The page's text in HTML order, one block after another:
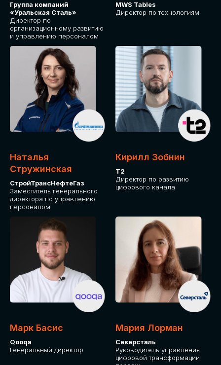
Группа компаний
«Уральская Сталь»
Директор по
организационному развитию
и управлению персоналом
MWS Tables
Директор по технологиям
Наталья
Стружинская
СтройТрансНефтеГаз
Заместитель генерального
директора по управлению
персоналом
Кирилл Зобнин
Т2
Директор по развитию
цифрового канала
Марк Басис
Qooqa
Генеральный директор
Мария Лорман
Северсталь
Руководитель управления
цифровой трансформации
Приглашаем стать спикером GLOBAL
TECH FORUM и поделиться своим
опытом и экспертизой. Будем рады
сотрудничеству!
СТАТЬ
СПИКЕРОМ
IT Solutions for Business
СРЕДИ ПАРТНЕРОВ
МЕРОПРИЯТИЯ